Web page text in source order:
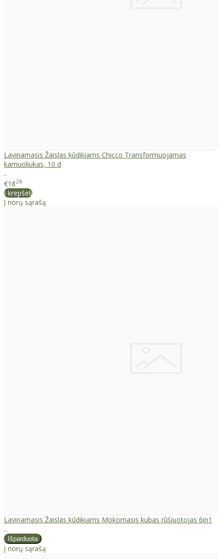
Lavinamasis Žaislas kūdikiams Chicco Transformuojamas
kamuoliukas, 10 d
..
€1826
Į krepšelį
Į norų sąrašą
Lavinamasis Žaislas kūdikiams Mokomasis kubas rūšiuotojas 6in1
..
Į norų sąrašą